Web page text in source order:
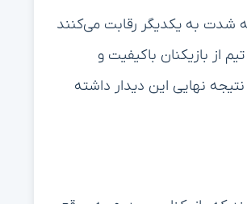
شدت به یکدیگر رقابت می‌کنند
از بازیکنان باکیفیت و
نهایی این دیدار داشته